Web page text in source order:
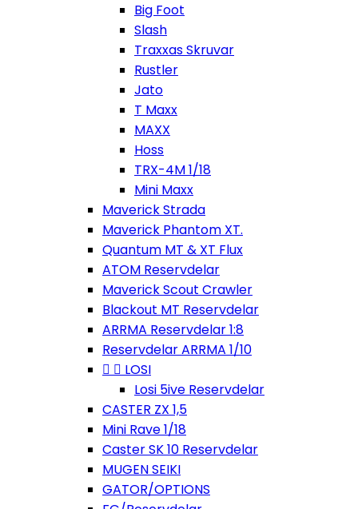
Big Foot
Slash
Traxxas Skruvar
Rustler
Jato
T Maxx
MAXX
Hoss
TRX-4M 1/18
Mini Maxx
Maverick Strada
Maverick Phantom XT.
Quantum MT & XT Flux
ATOM Reservdelar
Maverick Scout Crawler
Blackout MT Reservdelar
ARRMA Reservdelar 1:8
Reservdelar ARRMA 1/10
  LOSI
Losi 5ive Reservdelar
CASTER ZX 1,5
Mini Rave 1/18
Caster SK 10 Reservdelar
MUGEN SEIKI
GATOR/OPTIONS